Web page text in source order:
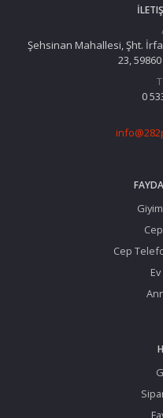
Şehsinan Mahallesi, Şht.
23,
0
Cep